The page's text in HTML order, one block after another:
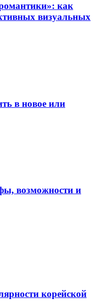
как
визуальных
в новое или
возможности и
корейской